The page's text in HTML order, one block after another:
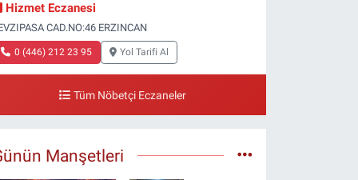
Hizmet Eczanesi
CAD.NO:46 ERZINCAN
0 (446) 212 23 95 Yol Tarifi Al
Tüm Nöbetçi Eczaneler
Manşetleri